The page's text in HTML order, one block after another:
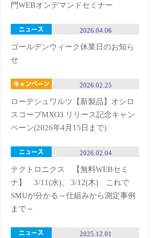
門WEBオンデマンドセミナー
2026.04.06
ゴールデンウィーク休業日のお知ら
せ
2026.02.25
ローデシュワルツ【新製品】オシロ
スコープMXO3 リリース記念キャン
ペーン(2026年4月15日まで)
2026.02.04
テクトロニクス 【無料WEBセミ
ナ】 3/11(水)、 3/12(木) これで
SMUが分かる～仕組みから測定事例
まで～
2025.12.01